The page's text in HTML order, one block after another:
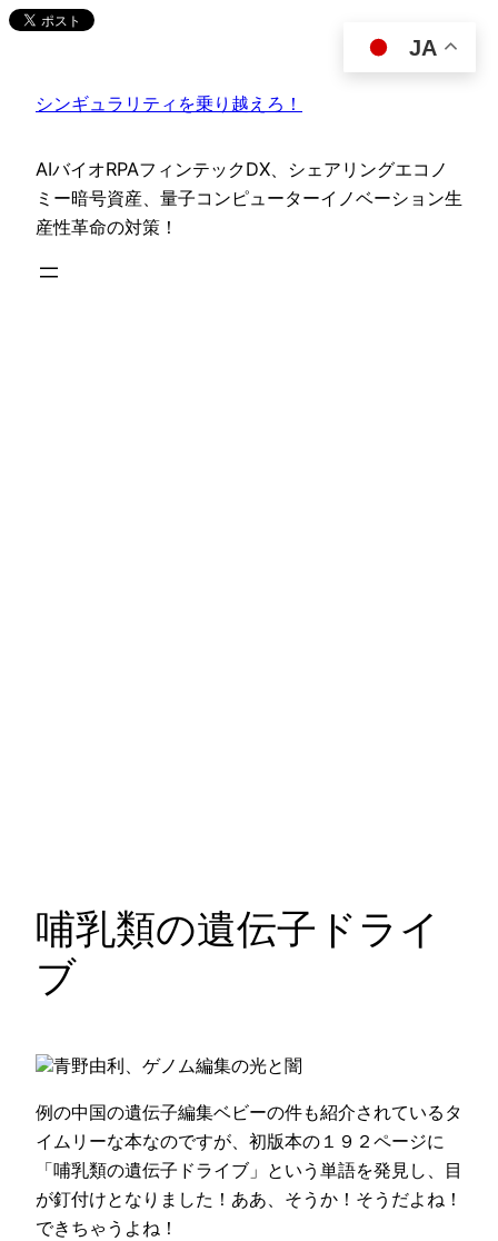
内
ス
ッ
プ
シンギュラリティを乗り越えろ！
AIバイオRPAフィンテックDX、シェアリングエコノ
ミー暗号資産、量子コンピューターイノベーション生
産性革命の対策！
哺乳類の遺伝子ドライ
ブ
青野由利、ゲノム編集の光と闇
例の中国の遺伝子編集ベビーの件も紹介されているタ
イムリーな本なのですが、初版本の１９２ページに
「哺乳類の遺伝子ドライブ」という単語を発見し、目
が釘付けとなりました！ああ、そうか！そうだよね！
できちゃうよね！
JA